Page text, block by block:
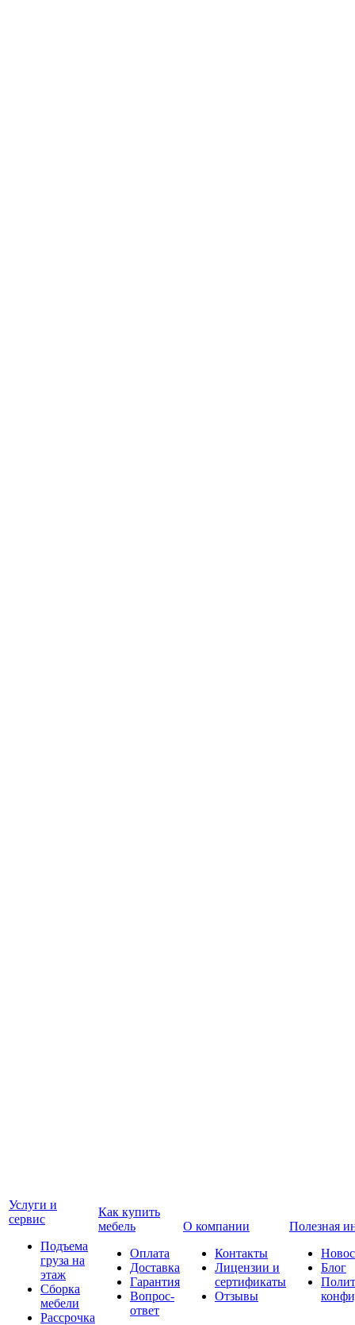
Услуги и
сервис
Подъема
груза на
этаж
Сборка
мебели
Рассрочка
Как купить
мебель
Оплата
Доставка
Гарантия
Вопрос-
ответ
О компании
Контакты
Лицензии и
сертификаты
Отзывы
Полезная
Блог